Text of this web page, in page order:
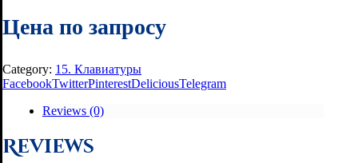
Цена по запросу
Category: 15. Клавиатуры
FacebookTwitterPinterestDeliciousTelegram
Reviews (0)
Reviews